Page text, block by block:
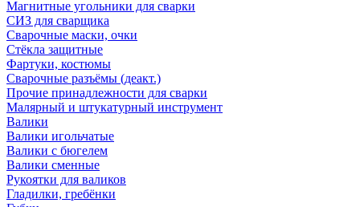
Магнитные угольники для сварки
СИЗ для сварщика
Сварочные маски, очки
Стёкла защитные
Фартуки, костюмы
Сварочные разъёмы (деакт.)
Прочие принадлежности для сварки
Малярный и штукатурный инструмент
Валики
Валики игольчатые
Валики с бюгелем
Валики сменные
Рукоятки для валиков
Гладилки, гребёнки